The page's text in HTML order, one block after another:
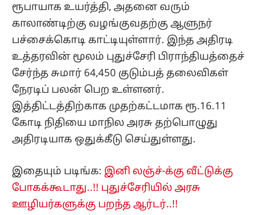
ரூபாயாக உயர்த்தி, அதனை வரும்
காலாண்டிற்கு வழங்குவதற்கு ஆளுநர்
பச்சைக்கொடி காட்டியுள்ளார். இந்த அதிரடி
உத்தரவின் மூலம் புதுச்சேரி பிராந்தியத்தைச்
சேர்ந்த சுமார் 64,450 குடும்பத் தலைவிகள்
நேரடிப் பலன் பெற உள்ளனர்.
இத்திட்டத்திற்காக முதற்கட்டமாக ரூ.16.11
கோடி நிதியை மாநில அரசு தற்பொழுது
அதிரடியாக ஒதுக்கீடு செய்துள்ளது.
இதையும் படிங்க: இனி லஞ்ச்-க்கு வீட்டுக்கு
போகக்கூடாது..!! புதுச்சேரியில் அரசு
ஊழியர்களுக்கு பறந்த ஆர்டர்..!!